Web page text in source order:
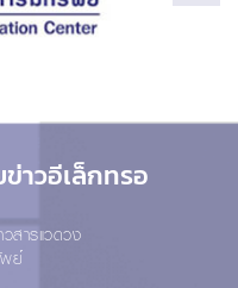
าวอีเล็กทรอ
สารแวดวง
ย์